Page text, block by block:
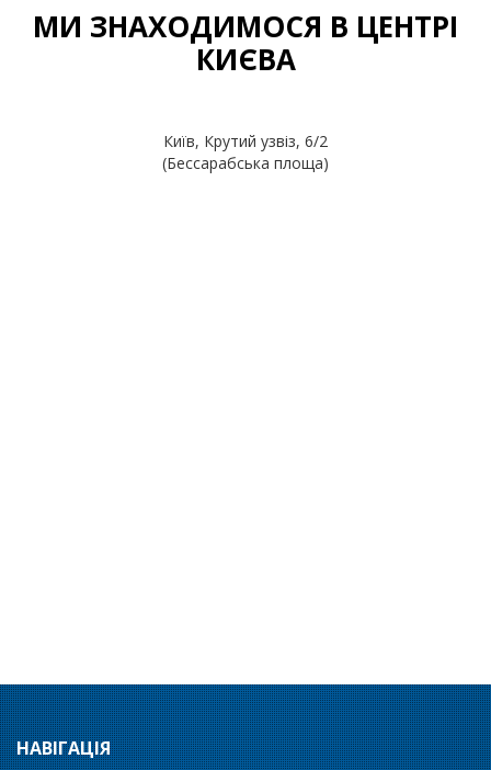
МИ ЗНАХОДИМОСЯ В ЦЕНТРІ
КИЄВА
Київ, Крутий узвіз, 6/2
(Бессарабська площа)
НАВІГАЦІЯ